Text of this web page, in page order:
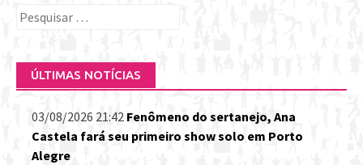
Pesquisar
ÚLTIMAS NOTÍCIAS
03/08/2026 21:42 Fenômeno do sertanejo, Ana
Castela fará seu primeiro show solo em Porto
Alegre